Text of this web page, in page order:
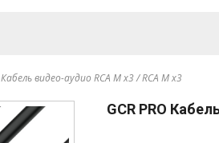
Кабель видео-аудио RCA M х3 / RCA M х3
GCR PRO